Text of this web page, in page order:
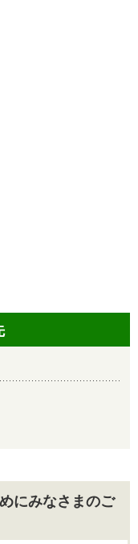
にみなさまのご